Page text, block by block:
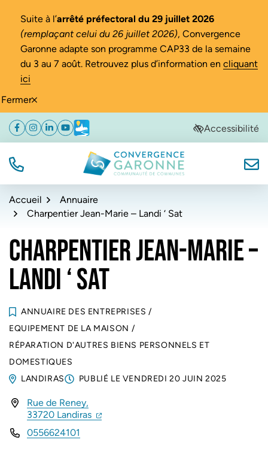
Fermer
Suite à l’arrêté préfectoral du 29 juillet 2026
(remplaçant celui du 26 juillet 2026), Convergence
Garonne adapte son programme CAP33 de la semaine
du 3 au 7 août. Retrouvez plus d’information en cliquant
ici
Aller
navigation
Aller
au
Aller
au
de
Facebook
(ouverture dans un nouvel onglet)
Instagram
(ouverture dans un nouvel onglet)
Linkedin
(ouverture dans un nouvel onglet)
YouTube
(ouverture dans un nouvel onglet)
Météo
(ouverture dans un nouvel onglet)Accessibilité
TÉL. Convergence Garonne
Accueil
Annuaire
Charpentier Jean-Marie – Landi ‘ Sat
CHARPENTIER JEAN-MARIE –
LANDI ‘ SAT
ANNUAIRE DES ENTREPRISES /
EQUIPEMENT DE LA MAISON /
RÉPARATION D'AUTRES BIENS PERSONNELS ET
DOMESTIQUES
LANDIRAS
PUBLIÉ LE VENDREDI 20 JUIN 2025
INFOS UTILES
Rue de Reney,
33720 Landiras (ouverture dans un nouvel onglet)
(ouverture dans un nouvel onglet)
0556624101